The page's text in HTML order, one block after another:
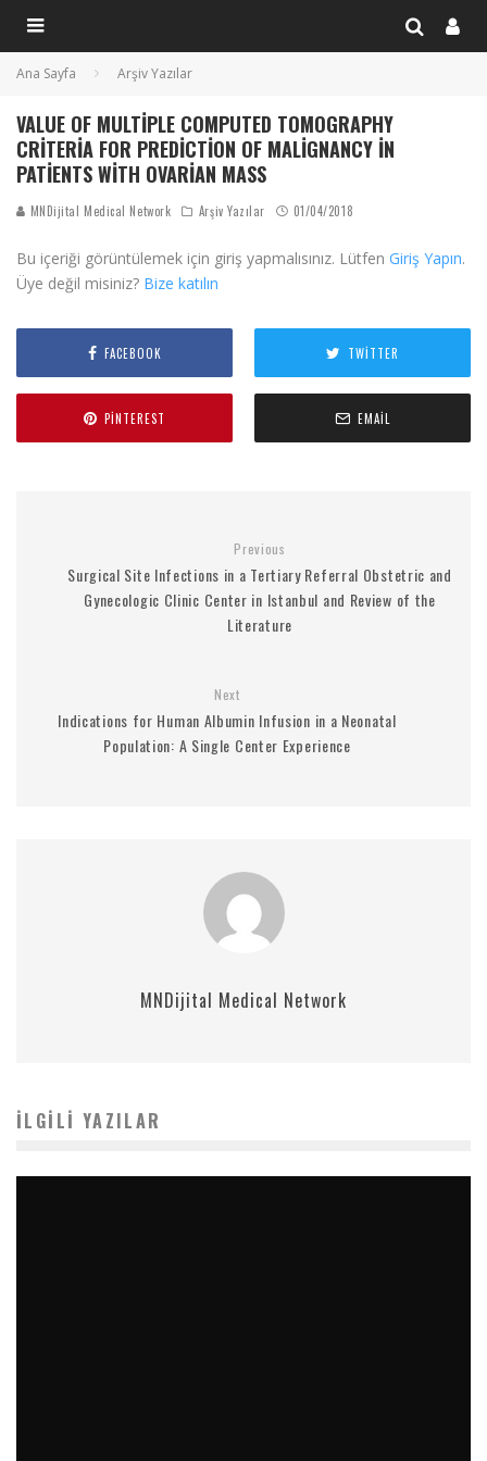
Ana Sayfa Arşiv Yazılar
VALUE OF MULTIPLE COMPUTED TOMOGRAPHY
CRITERIA FOR PREDICTION OF MALIGNANCY IN
PATIENTS WITH OVARIAN MASS
MNDijital Medical Network Arşiv Yazılar 01/04/2018
Bu içeriği görüntülemek için giriş yapmalısınız. Lütfen Giriş Yapın.
Üye değil misiniz? Bize katılın
FACEBOOK TWITTER
PINTEREST EMAIL
Previous
Surgical Site Infections in a Tertiary Referral Obstetric and
Gynecologic Clinic Center in Istanbul and Review of the
Literature
Next
Indications for Human Albumin Infusion in a Neonatal
Population: A Single Center Experience
MNDijital Medical Network
İLGILI YAZILAR